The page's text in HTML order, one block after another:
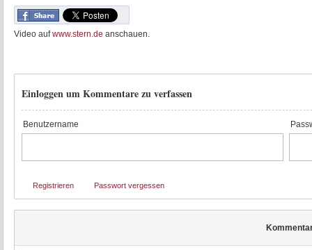
Video aufwww.stern.de anschauen.
Einloggen um Kommentare zu verfassen
Benutzername
Registrieren Passwort vergessen